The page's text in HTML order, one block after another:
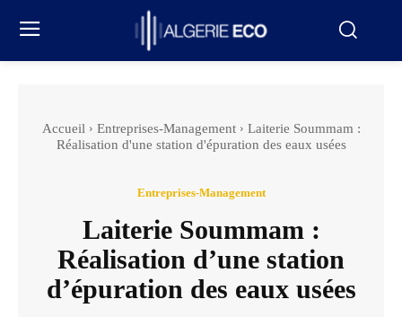
Accueil Entreprises-Management
Laiterie Soummam :
Réalisation d'une station d'épuration des eaux usées
Entreprises-Management
Laiterie Soummam :
Réalisation d’une station
d’épuration des eaux usées